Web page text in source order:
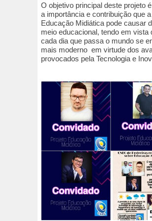
O objetivo principal deste projeto
a importância e contribuição que a
Educação Midiática pode causar
meio educacional, tendo em vista
cada dia que passa o mundo se
mais moderno em virtude dos
provocados pela Tecnologia e